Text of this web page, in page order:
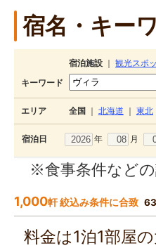
宿名・キー
宿泊施設 観光スポ
キーワード
エリア 全国 北海道 東北
宿泊日 年 月
※食事条件など
1,000軒 絞込み条件に合致
料金は1泊1部屋